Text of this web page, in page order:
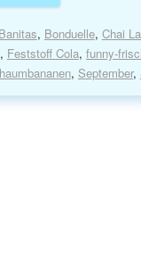
Banitas, Bonduelle, Chai
, Feststoff Cola, funny-
, September,